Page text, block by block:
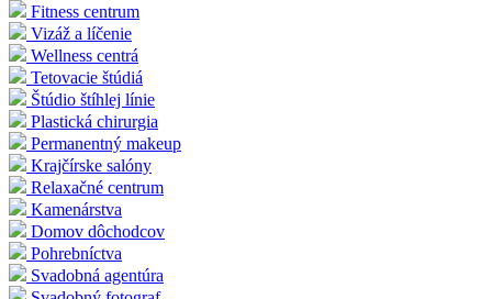
Fitness centrum
Vizáž a líčenie
Wellness centrá
Tetovacie štúdiá
Štúdio štíhlej línie
Plastická chirurgia
Permanentný makeup
Krajčírske salóny
Relaxačné centrum
Kamenárstva
Domov dôchodcov
Pohrebníctva
Svadobná agentúra